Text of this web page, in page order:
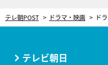
テレ朝POST ドラマ・映画
テレビ朝日